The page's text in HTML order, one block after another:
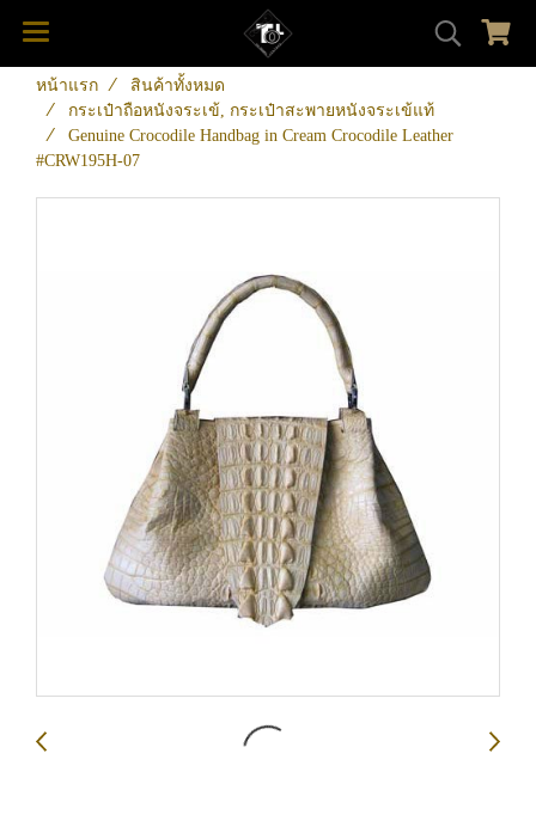
หน้าแรก
สินค้าทั้งหมด
กระเป๋าถือหนังจระเข้, กระเป๋าสะพายหนังจระเข้แท้
Genuine Crocodile Handbag in Cream Crocodile Leather
#CRW195H-07